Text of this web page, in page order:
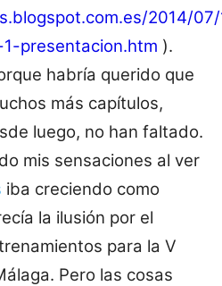
2014/
presentacion.htm ).
habría querido que
más capítulos,
luego, no han faltado.
mis sensaciones al ver
iba creciendo como
la ilusión por el
para la V
Pero las cosas